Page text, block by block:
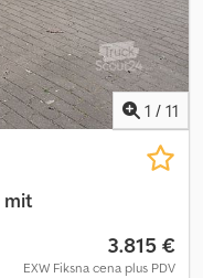
kaiševe za fiksiranje
i protivkrađnu zaštitu
1 / 11
mit
3.815 €
EXW Fiksna cena plus PDV